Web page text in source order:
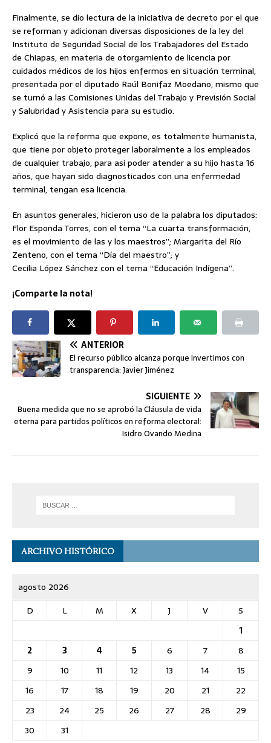
Finalmente, se dio lectura de la iniciativa de decreto por el que
se reforman y adicionan diversas disposiciones de la ley del
Instituto de Seguridad Social de los Trabajadores del Estado
de Chiapas, en materia de otorgamiento de licencia por
cuidados médicos de los hijos enfermos en situación terminal,
presentada por el diputado Raúl Bonifaz Moedano, mismo que
se turnó a las Comisiones Unidas del Trabajo y Previsión Social
y Salubridad y Asistencia para su estudio.
Explicó que la reforma que expone, es totalmente humanista,
que tiene por objeto proteger laboralmente a los empleados
de cualquier trabajo, para así poder atender a su hijo hasta 16
años, que hayan sido diagnosticados con una enfermedad
terminal, tengan esa licencia.
En asuntos generales, hicieron uso de la palabra los diputados:
Flor Esponda Torres, con el tema “La cuarta transformación,
es el movimiento de las y los maestros”; Margarita del Río
Zenteno, con el tema “Día del maestro”; y
Cecilia López Sánchez con el tema “Educación Indígena”.
¡Comparte la nota!
ANTERIOR
El recurso público alcanza porque invertimos con
transparencia: Javier Jiménez
SIGUIENTE
Buena medida que no se aprobó la Cláusula de vida
eterna para partidos políticos en reforma electoral:
Isidro Ovando Medina
ARCHIVO HISTÓRICO
agosto 2026
D
L M X J V
S
1
2
3 4 5 6 7
8
9
10 11 12 13 14
15
16
17 18 19 20 21
22
23
24 25 26 27 28
29
30
31